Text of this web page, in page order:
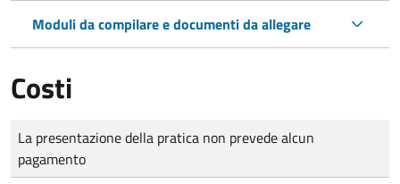
Moduli da compilare e documenti da allegare
Costi
Tipo di pagamento
Importo
La presentazione della pratica non prevede alcun
pagamento